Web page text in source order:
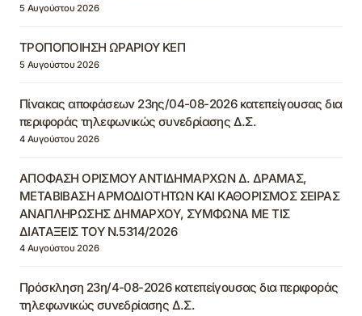
5 Αυγούστου 2026
ΤΡΟΠΟΠΟΙΗΣΗ ΩΡΑΡΙΟΥ ΚΕΠ
5 Αυγούστου 2026
Πίνακας αποφάσεων 23ης/04-08-2026 κατεπείγουσας δια
περιφοράς τηλεφωνικώς συνεδρίασης Δ.Σ.
4 Αυγούστου 2026
ΑΠΟΦΑΣΗ ΟΡΙΣΜΟΥ ΑΝΤΙΔΗΜΑΡΧΩΝ Δ. ΔΡΑΜΑΣ,
ΜΕΤΑΒΙΒΑΣΗ ΑΡΜΟΔΙΟΤΗΤΩΝ ΚΑΙ ΚΑΘΟΡΙΣΜΟΣ ΣΕΙΡΑΣ
ΑΝΑΠΛΗΡΩΣΗΣ ΔΗΜΑΡΧΟΥ, ΣΥΜΦΩΝΑ ΜΕ ΤΙΣ
ΔΙΑΤΑΞΕΙΣ ΤΟΥ Ν.5314/2026
4 Αυγούστου 2026
Πρόσκληση 23η/4-08-2026 κατεπείγουσας δια περιφοράς
τηλεφωνικώς συνεδρίασης Δ.Σ.